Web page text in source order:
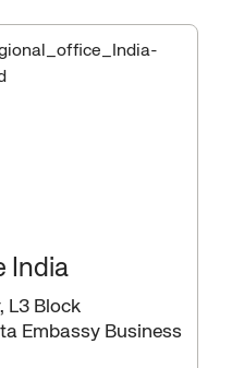
India
L3 Block
Embassy Business